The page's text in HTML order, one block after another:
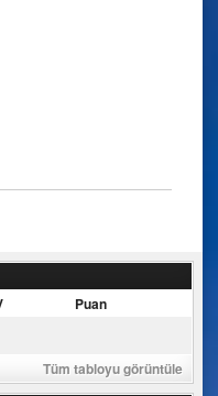
Puan
Tüm tabloyu görüntüle